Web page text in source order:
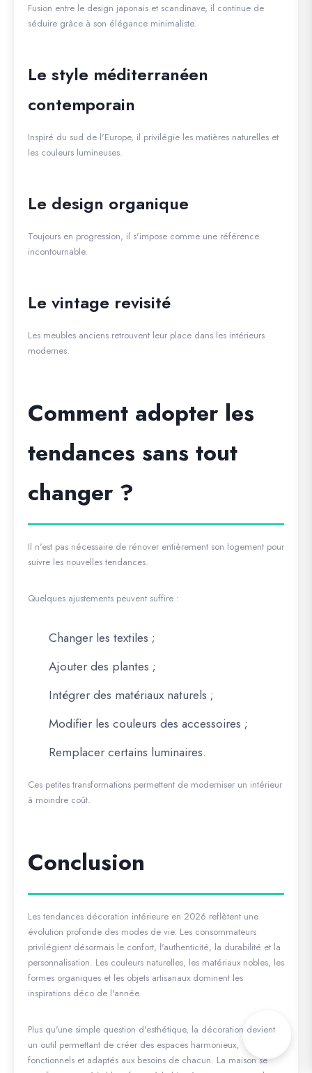
Fusion entre le design japonais et scandinave, il continue de
séduire grâce à son élégance minimaliste.
Le style méditerranéen
contemporain
Inspiré du sud de l'Europe, il privilégie les matières naturelles et
les couleurs lumineuses.
Le design organique
Toujours en progression, il s'impose comme une référence
incontournable.
Le vintage revisité
Les meubles anciens retrouvent leur place dans les intérieurs
modernes.
Comment adopter les
tendances sans tout
changer ?
Il n'est pas nécessaire de rénover entièrement son logement pour
suivre les nouvelles tendances.
Quelques ajustements peuvent suffire :
Changer les textiles ;
Ajouter des plantes ;
Intégrer des matériaux naturels ;
Modifier les couleurs des accessoires ;
Remplacer certains luminaires.
Ces petites transformations permettent de moderniser un intérieur
à moindre coût.
Conclusion
Les tendances décoration intérieure en 2026 reflètent une
évolution profonde des modes de vie. Les consommateurs
privilégient désormais le confort, l'authenticité, la durabilité et la
personnalisation. Les couleurs naturelles, les matériaux nobles, les
formes organiques et les objets artisanaux dominent les
inspirations déco de l'année.
Plus qu'une simple question d'esthétique, la décoration devient
un outil permettant de créer des espaces harmonieux,
fonctionnels et adaptés aux besoins de chacun. La maison se